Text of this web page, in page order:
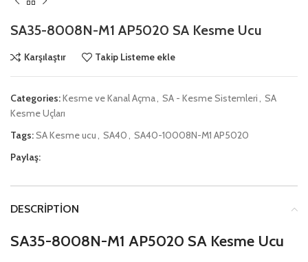
SA35-8008N-M1 AP5020 SA Kesme Ucu
Karşılaştır Takip Listeme ekle
Categories:Kesme ve Kanal Açma SA - Kesme Sistemleri
SA
Kesme Uçları
Tags:SA Kesme ucu SA40
SA40-10008N-M1 AP5020
Paylaş:
DESCRIPTION
SA35-8008N-M1 AP5020 SA Kesme Ucu